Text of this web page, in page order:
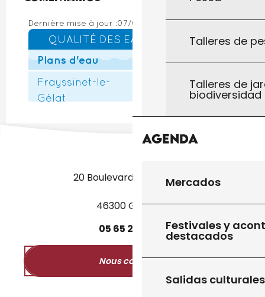
Talleres de
Talleres de
biodiversidad
Agenda
Mercados
Festivales y
destacados
Salidas culturales
20 Boulevard des Martyrs
46300 Gourdon
05 65 27 50
Nous contacter